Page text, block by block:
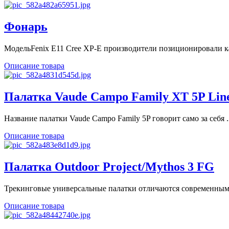
Фонарь
МодельFenix E11 Cree XP-E производители позиционировали
Описание товара
Палатка Vaude Campo Family XT 5P
Название палатки Vaude Campo Family 5P говорит само за себя
Описание товара
Палатка Outdoor Project/Mythos 3 FG
Трекинговые универсальные палатки отличаются
Описание товара